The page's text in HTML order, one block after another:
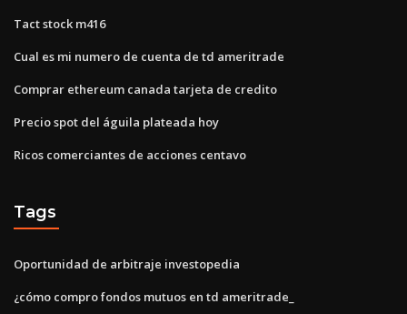
Tact stock m416
Cual es mi numero de cuenta de td ameritrade
Comprar ethereum canada tarjeta de credito
Precio spot del águila plateada hoy
Ricos comerciantes de acciones centavo
Tags
Oportunidad de arbitraje investopedia
¿cómo compro fondos mutuos en td ameritrade_